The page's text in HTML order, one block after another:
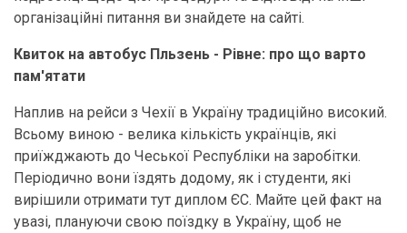
організаційні питання ви знайдете на сайті.
Квиток на автобус Пльзень - Рівне: про що варто
пам'ятати
Наплив на рейси з Чехії в Україну традиційно високий.
Всьому виною - велика кількість українців, які
приїжджають до Чеської Республіки на заробітки.
Періодично вони їздять додому, як і студенти, які
вирішили отримати тут диплом ЄС. Майте цей факт на
увазі, плануючи свою поїздку в Україну, щоб не